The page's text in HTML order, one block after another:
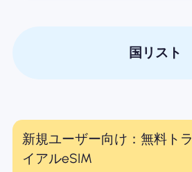
国リスト
新規ユーザー向け：無料トラ
イアルeSIM